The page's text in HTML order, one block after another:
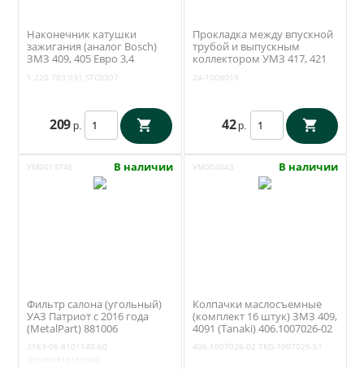
Наконечник катушки
зажигания (аналог Bosch)
ЗМЗ 409, 405 Евро 3,4
1 220 703 031 STC0307
209 р.
Прокладка между впускной
трубой и выпускным
коллектором УМЗ 417, 421
Ульяновск) 24-1008019
24-1008019
42 р.
УМ0013746 В наличии
Фильтр салона (угольный)
УАЗ Патриот с 2016 года
(MetalPart) 881006
3163-06-8101140-60
УМ004043 В наличии
Колпачки маслосъемные
(комплект 16 штук) ЗМЗ 409,
4091 (Tanaki) 406.1007026-02
406.1007026-02 TKG-1007026-51